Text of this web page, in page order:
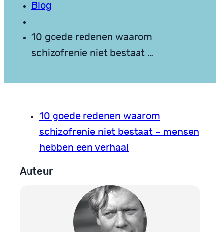
Blog
10 goede redenen waarom
schizofrenie niet bestaat …
10 goede redenen waarom
schizofrenie niet bestaat – mensen
hebben een verhaal
Auteur